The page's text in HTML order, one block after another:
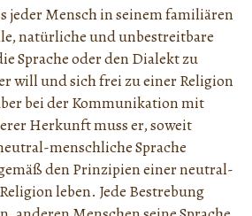
jeder Mensch in seinem familiären
natürliche und unbestreitbare
Sprache oder den Dialekt zu
will und sich frei zu einer Religion
bei der Kommunikation mit
Herkunft muss er, soweit
menschliche Sprache
den Prinzipien einer neutral-
leben. Jede Bestrebung